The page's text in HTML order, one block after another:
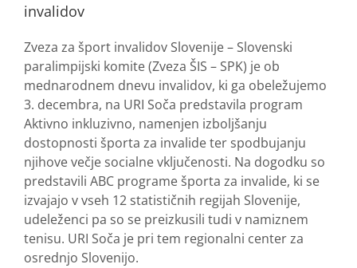
invalidov
Zveza za šport invalidov Slovenije – Slovenski
paralimpijski komite (Zveza ŠIS – SPK) je ob
mednarodnem dnevu invalidov, ki ga obeležujemo
3. decembra, na URI Soča predstavila program
Aktivno inkluzivno, namenjen izboljšanju
dostopnosti športa za invalide ter spodbujanju
njihove večje socialne vključenosti. Na dogodku so
predstavili ABC programe športa za invalide, ki se
izvajajo v vseh 12 statističnih regijah Slovenije,
udeleženci pa so se preizkusili tudi v namiznem
tenisu. URI Soča je pri tem regionalni center za
osrednjo Slovenijo.